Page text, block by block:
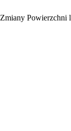
Powierzchni